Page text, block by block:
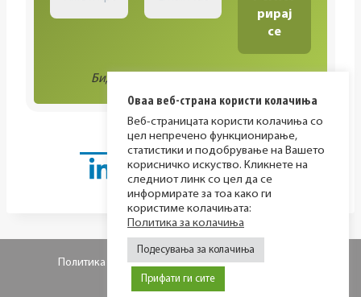
Биди во тек со сите активности!
Политика за приватност Политика за колачиња
Оваа веб-страна користи колачиња
Веб-страницата користи колачиња со
цел непречено функционирање,
статистики и подобрување на Вашето
корисничко искуство. Кликнете на
следниот линк со цел да се
информирате за тоа како ги
користиме колачињата:
Политика за колачиња
Подесувања за колачиња
Прифати ги сите